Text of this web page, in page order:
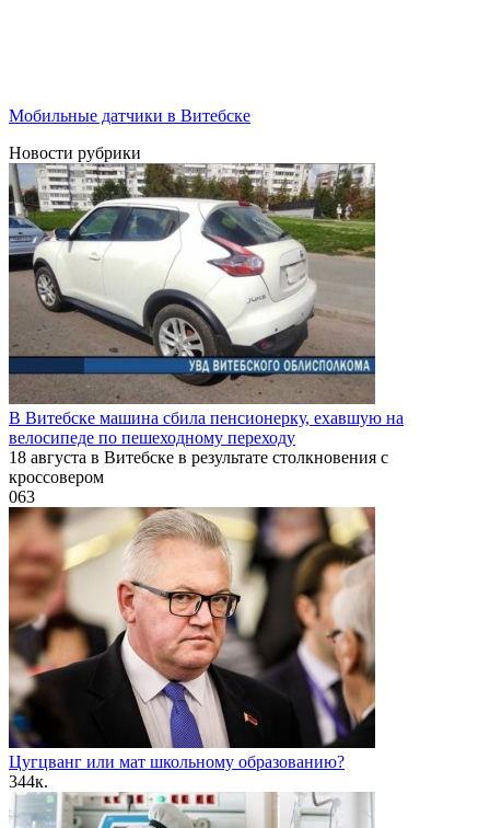
Мобильные датчики в Витебске
Новости рубрики
В Витебске машина сбила пенсионерку, ехавшую на
велосипеде по пешеходному переходу
18 августа в Витебске в результате столкновения с
кроссовером
063
Цугцванг или мат школьному образованию?
344к.